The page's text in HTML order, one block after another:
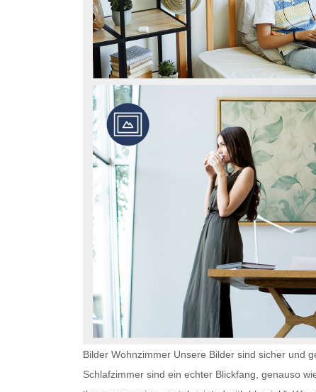
Bilder Wohnzimmer Unsere Bilder sind sicher und
Schlafzimmer sind ein echter Blickfang, genauso